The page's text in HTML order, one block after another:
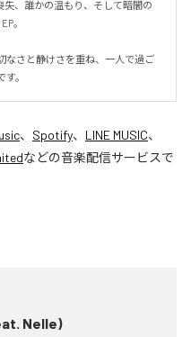
、誰かの温もり、そして暗闇の
。
なさと静けさを重ね、一人で過ご
。
、 Spotify、 LINE MUSIC、
などの音楽配信サービスで
Nelle)